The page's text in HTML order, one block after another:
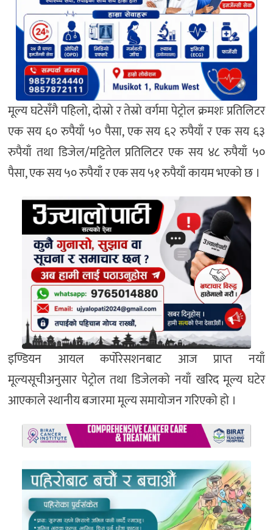
मूल्य घटेसँगै पहिलो, दोस्रो र तेस्रो वर्गमा पेट्रोल क्रमशः प्रतिलिटर
एक सय ६० रुपैयाँ ५० पैसा, एक सय ६२ रुपैयाँ र एक सय ६३
रुपैयाँ तथा डिजेल/मट्टितेल प्रतिलिटर एक सय ४८ रुपैयाँ ५०
पैसा, एक सय ५० रुपैयाँ र एक सय ५१ रुपैयाँ कायम भएको छ ।
इण्डियन आयल कर्पोरेसशनबाट आज प्राप्त नयाँ
मूल्यसूचीअनुसार पेट्रोल तथा डिजेलको नयाँ खरिद मूल्य घटेर
आएकाले स्थानीय बजारमा मूल्य समायोजन गरिएको हो ।